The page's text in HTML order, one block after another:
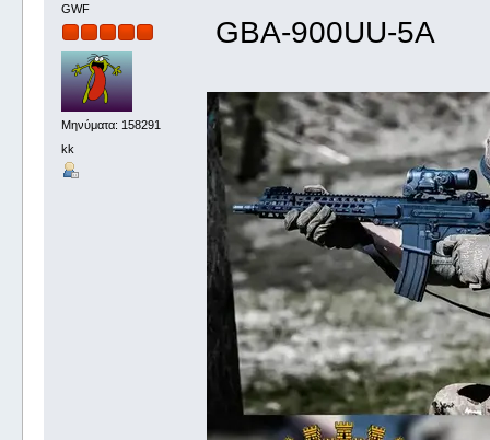
GWF
Μηνύματα: 158291
kk
GBA-900UU-5A